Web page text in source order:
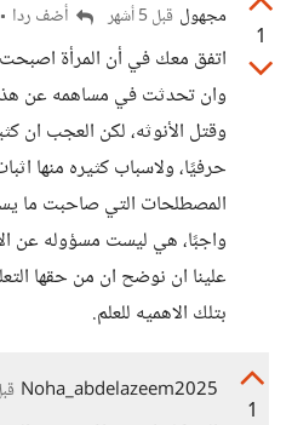
1
مجهول قبل 5 أشهر أضف ردا
اتفق معك في أن المرأة اصبحت
وان تحدثت في مساهمه عن
وقتل الأنوثه، لكن العجب ان
حرفيًا، ولاسباب كثيره منها
المصطلحات التي صاحبت ما
واجبًا، هي ليست مسؤوله عن
علينا ان نوضح ان من حقها
بتلك الاهميه للعلم.
1
Noha_abdelazeem2025 قبل